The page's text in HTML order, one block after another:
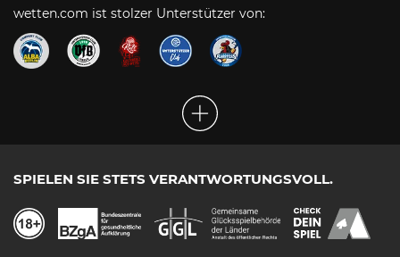
wetten.com ist stolzer Unterstützer von:
SPIELEN SIE STETS VERANTWORTUNGSVOLL.